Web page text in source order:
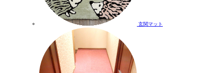
玄関マット